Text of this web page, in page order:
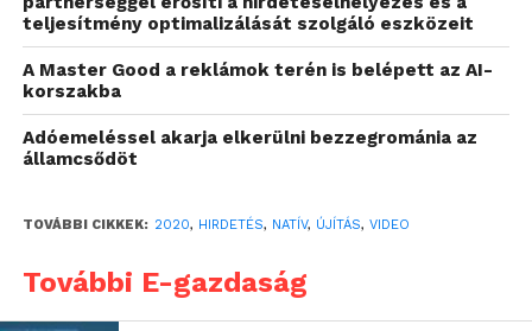
portfóliónkon elérhető
megoldással akár a hazai
internetezők 80%-a[1]is
megszólítható, és
YouTube-megjelenések
mellett. Nemcsak a
YouTube-hoz, de más,
teljesítmény optimalizálását szolgáló eszközeit
A Master Good a reklámok terén is belépett az AI-
korszakba
Adóemeléssel akarja elkerülni bezzegrománia az
államcsődöt
TOVÁBBI CIKKEK: 2020, HIRDETÉS, NATÍV, ÚJÍTÁS, VIDEO
További E-gazdaság